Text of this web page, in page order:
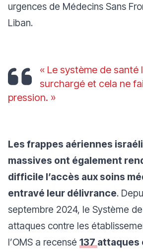
urgences de Médecins Sans
Liban.
« Le système de santé
surchargé et cela ne
pression. »
Les frappes aériennes
massives ont également
difficile l’accès aux soins
entravé leur délivrance.
septembre 2024, le Système
attaques contre les
l’OMS a recensé 137attaques